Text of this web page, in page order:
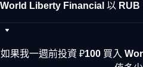
World Liberty Financial 以 RUB
如果我一週前投資 ₽100 買入